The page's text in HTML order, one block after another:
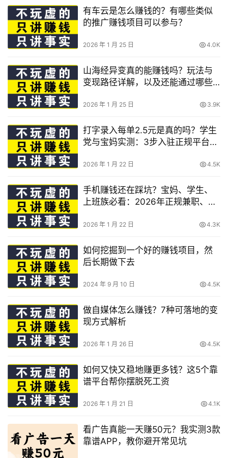
有车云是怎么赚钱的？有哪些类似
的推广赚钱项目可以参与？
2026 年 1 月 25 日 4.0K
山海经异变真的能赚钱吗？玩法与
变现路径详解，以及还能通过哪些
2026 年 1 月 25 日 3.9K
打字录入每单2.5元是真的吗？学生
党与宝妈实测：3步入驻正规平台，
2026 年 1 月 22 日 4.5K
手机赚钱还在踩坑？宝妈、学生、
上班族必看：2026年正规兼职、稳
2026 年 1 月 22 日 4.3K
如何挖掘到一个好的赚钱项目，然
后长期做下去
2024 年 9 月 10 日 4.5K
做自媒体怎么赚钱？7种可落地的变
现方式解析
2026 年 1 月 26 日 4.5K
如何又快又稳地赚更多钱？这5个靠
谱平台帮你摆脱死工资
2026 年 1 月 21 日 4.1K
看广告真能一天赚50元？我实测3款
靠谱APP，教你避开常见坑